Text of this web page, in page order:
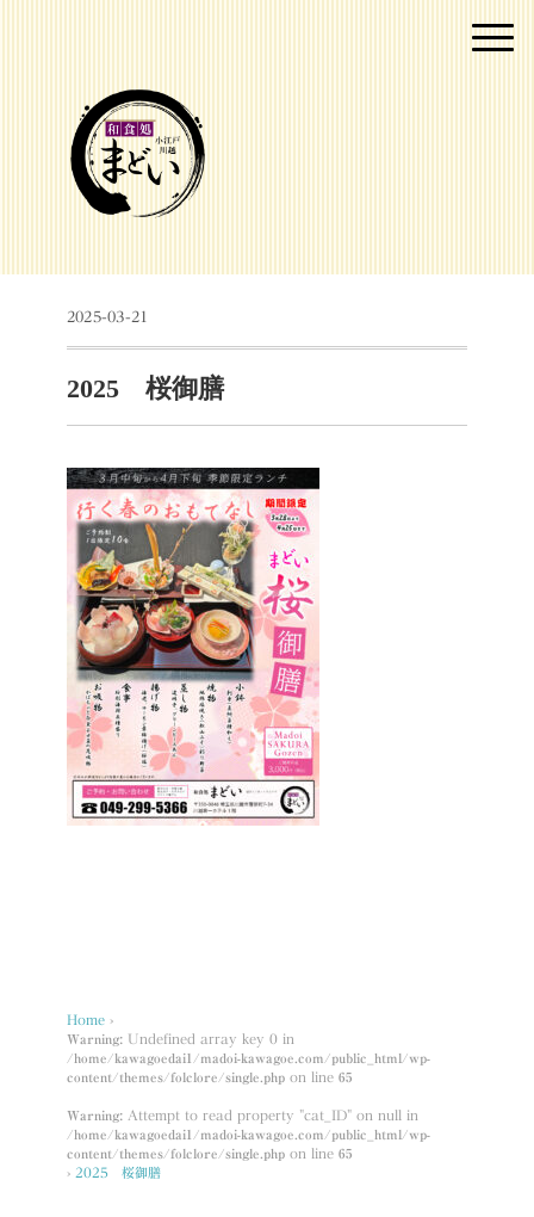
2025-03-21
2025 桜御膳
Home ›
Warning: Undefined array key 0 in
/home/kawagoedai1/madoi-kawagoe.com/public_html/wp-
content/themes/folclore/single.php on line 65
Warning: Attempt to read property "cat_ID" on null in
/home/kawagoedai1/madoi-kawagoe.com/public_html/wp-
content/themes/folclore/single.php on line 65
› 2025 桜御膳